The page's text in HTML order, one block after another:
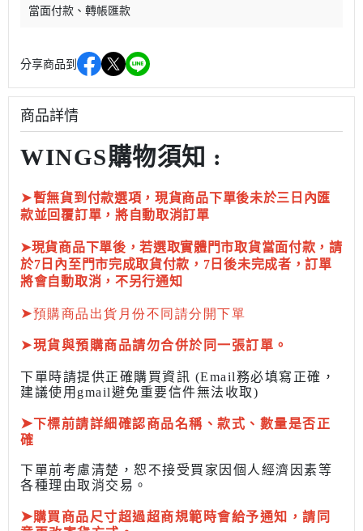
當面付款
轉帳匯款
分享商品到
商品詳情
WINGS購物須知 :
➤暫無貨到付款選項，現貨商品下單後未於三日內匯
款並回覆訂單，將自動取消訂單
➤現貨商品下單後，若選取實體門市取貨當面付款，請
於7日內至門市完成取貨付款，7日後未完成者，訂單
將會自動取消，不另行通知
➤預購商品出貨月份不同請分開下單
➤現貨與預購商品請勿合併於同一張訂單。
下單時請提供正確購買資訊 (Email務必填寫正確，
建議使用gmail避免重要信件無法收取)
➤下標前請詳細確認商品名稱、款式、數量是否正
確
下單前考慮清楚，恕不接受買家因個人經濟因素等
各種理由取消交易。
➤購買商品尺寸超過超商規範時會給予通知，請同